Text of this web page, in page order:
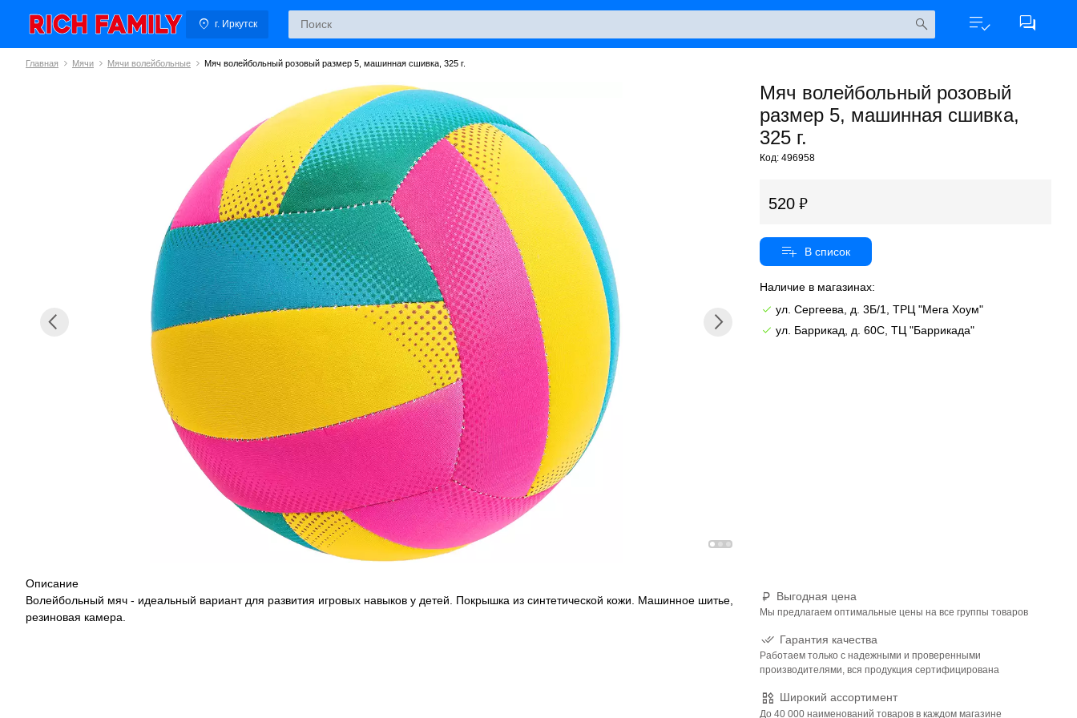
г. Иркутск
Главная Мячи Мячи волейбольные Мяч волейбольный розовый размер 5, машинная сшивка, 325 г.
Мяч волейбольный розовый
размер 5, машинная сшивка,
325 г.
Код: 496958
520
Наличие в магазинах:
ул. Сергеева, д. 3Б/1, ТРЦ "Мега Хоум"
ул. Баррикад, д. 60С, ТЦ "Баррикада"
Описание
Волейбольный мяч - идеальный вариант для развития игровых навыков у детей. Покрышка из синтетической кожи. Машинное шитье,
резиновая камера.
Выгодная цена
Мы предлагаем оптимальные цены на все группы товаров
Гарантия качества
Работаем только с надежными и проверенными
производителями, вся продукция сертифицирована
Широкий ассортимент
До 40 000 наименований товаров в каждом магазине